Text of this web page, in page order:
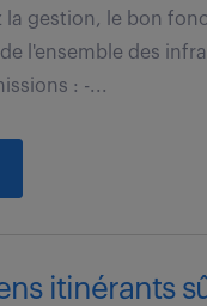
la gestion, le bon
l'ensemble des
: -...
itinérants